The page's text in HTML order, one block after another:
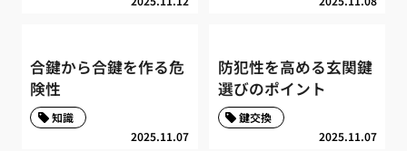
合鍵から合鍵を作る危
険性
2025.11.07
知識
防犯性を高める玄関鍵
選びのポイント
2025.11.07
鍵交換